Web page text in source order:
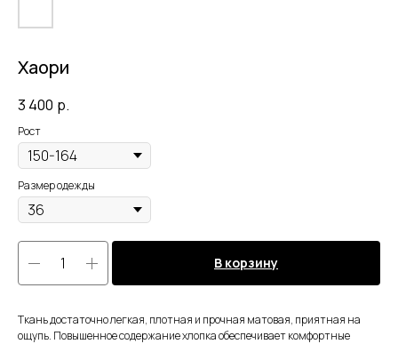
Хаори
3 400 р.
Рост
Размер одежды
В корзину
Ткань достаточно легкая, плотная и прочная матовая, приятная на
ощупь. Повышенное содержание хлопка обеспечивает комфортные